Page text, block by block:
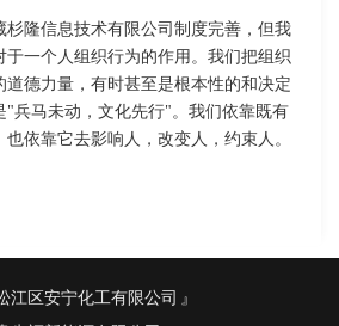
杉隆信息技术有限公司制度完善，但我
于一个人组织行为的作用。我们把组织
道德力量，有时甚至是根本性的和决定
"兵马未动，文化先行"。我们依靠既有
依靠它去影响人，改变人，约束人。
江区安宁化工有限公司